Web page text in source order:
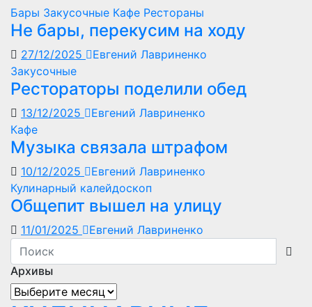
Бары Закусочные Кафе Рестораны
Не бары, перекусим на ходу
27/12/2025
Евгений Лавриненко
Закусочные
Рестораторы поделили обед
13/12/2025
Евгений Лавриненко
Кафе
Музыка связала штрафом
10/12/2025
Евгений Лавриненко
Кулинарный калейдоскоп
Общепит вышел на улицу
11/01/2025 Евгений Лавриненко
Архивы
Архивы